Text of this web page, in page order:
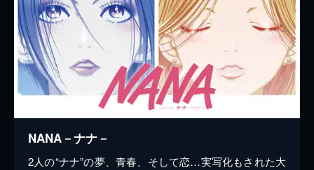
NANA－ナナ－
2人の“ナナ”の夢、青春、そして恋…実写化もされた大